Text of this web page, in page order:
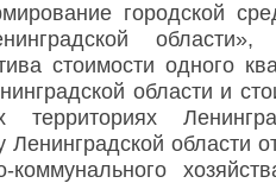
городской
области»,
стоимости одного
области и
Ленинградской области
коммунального